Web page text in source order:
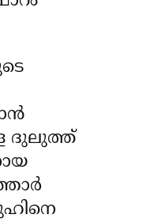
ദുലുത്ത്